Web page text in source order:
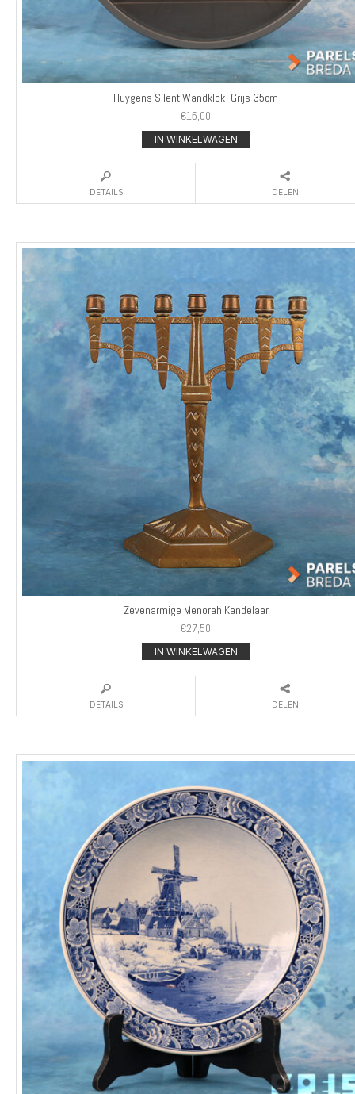
Huygens Silent Wandklok- Grijs-35cm
€15,00
IN WINKELWAGEN
DETAILS DELEN
Zevenarmige Menorah Kandelaar
€27,50
IN WINKELWAGEN
DETAILS DELEN